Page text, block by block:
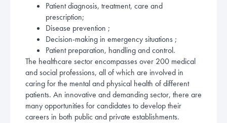
Patient diagnosis, treatment, care and
prescription;
Disease prevention ;
Decision-making in emergency situations ;
Patient preparation, handling and control.
The healthcare sector encompasses over 200 medical
and social professions, all of which are involved in
caring for the mental and physical health of different
patients. An innovative and demanding sector, there are
many opportunities for candidates to develop their
careers in both public and private establishments.